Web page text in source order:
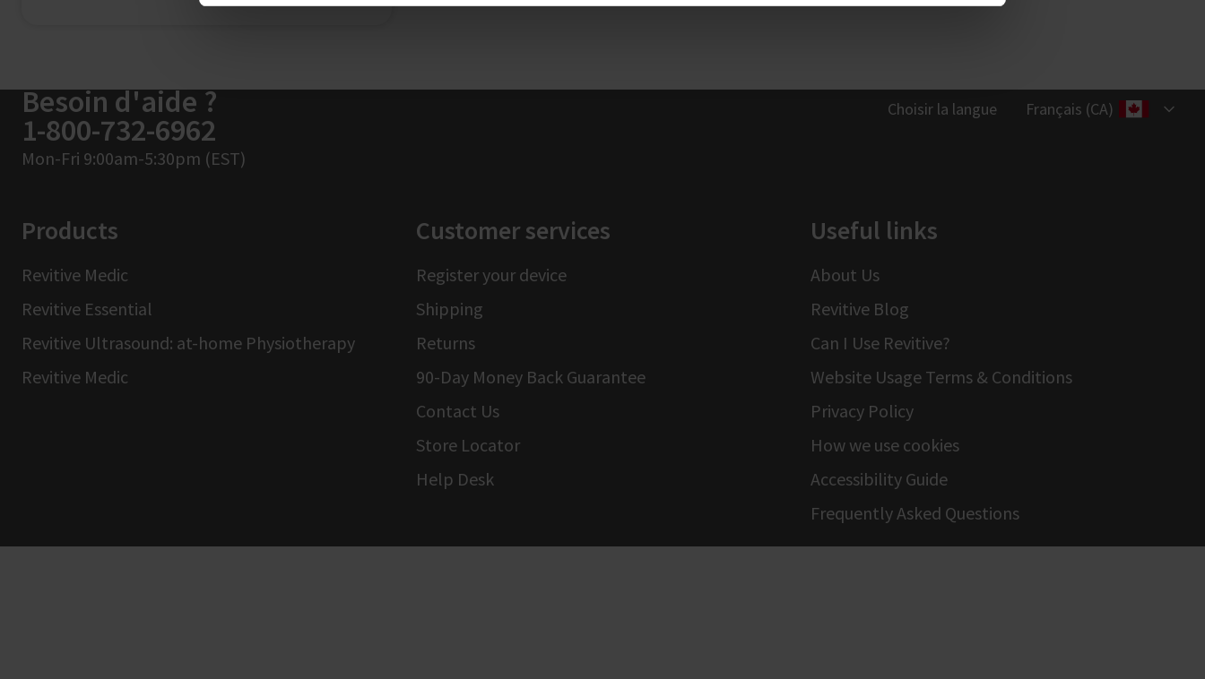
Besoin d'aide ?
1-800-732-6962
Mon-Fri 9:00am-5:30pm (EST)
Choisir la langue Français (CA)
Products
Revitive Medic
Revitive Essential
Revitive Ultrasound: at-home Physiotherapy
Revitive Medic
Customer services
Register your device
Shipping
Returns
90-Day Money Back Guarantee
Contact Us
Store Locator
Help Desk
Useful links
About Us
Revitive Blog
Can I Use Revitive?
Website Usage Terms & Conditions
Privacy Policy
How we use cookies
Accessibility Guide
Frequently Asked Questions